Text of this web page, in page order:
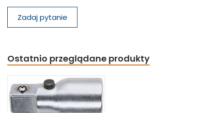
Zadaj pytanie
Ostatnio przeglądane produkty